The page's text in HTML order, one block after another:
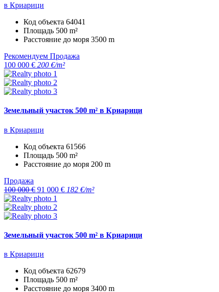
в Криарици
Код объекта 64041
Площадь 500 m²
Расстояние до моря 3500 m
Рекомендуем Продажа
100 000 € 200 €/m²
Земельный участок 500 m² в Криарици
в Криарици
Код объекта 61566
Площадь 500 m²
Расстояние до моря 200 m
Продажа
100 000 € 91 000 € 182 €/m²
Земельный участок 500 m² в Криарици
в Криарици
Код объекта 62679
Площадь 500 m²
Расстояние до моря 3400 m